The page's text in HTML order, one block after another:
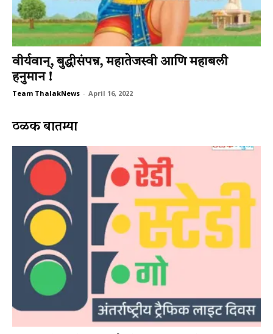
वीर्यवान्, बुद्धीसंपन्न, महातेजस्वी आणि महाबली
हनुमान !
Team ThalakNews - April 16, 2022
ठळक बातम्या